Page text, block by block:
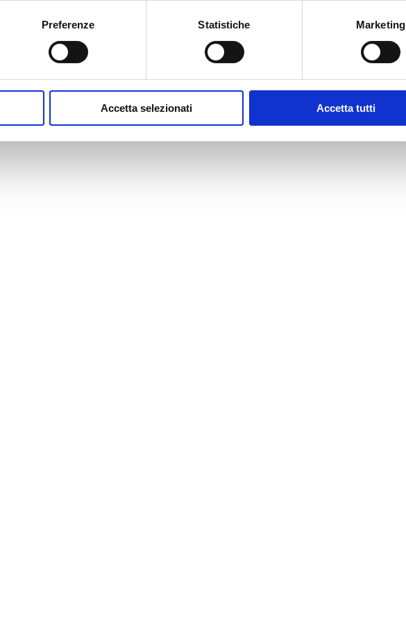
Preferenze Statistiche Marketing
Accetta selezionati Accetta tutti